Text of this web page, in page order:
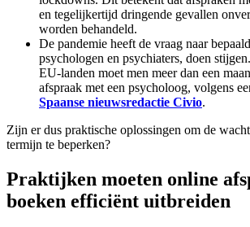
en tegelijkertijd dringende gevallen
worden behandeld.
De pandemie heeft de vraag naar
psychologen en psychiaters, doen
EU-landen moet men meer dan een
afspraak met een psycholoog, volgens
Spaanse nieuwsredactie Civio.
Zijn er dus praktische oplossingen om de
termijn te beperken?
Praktijken moeten online
boeken efficiënt uitbreiden